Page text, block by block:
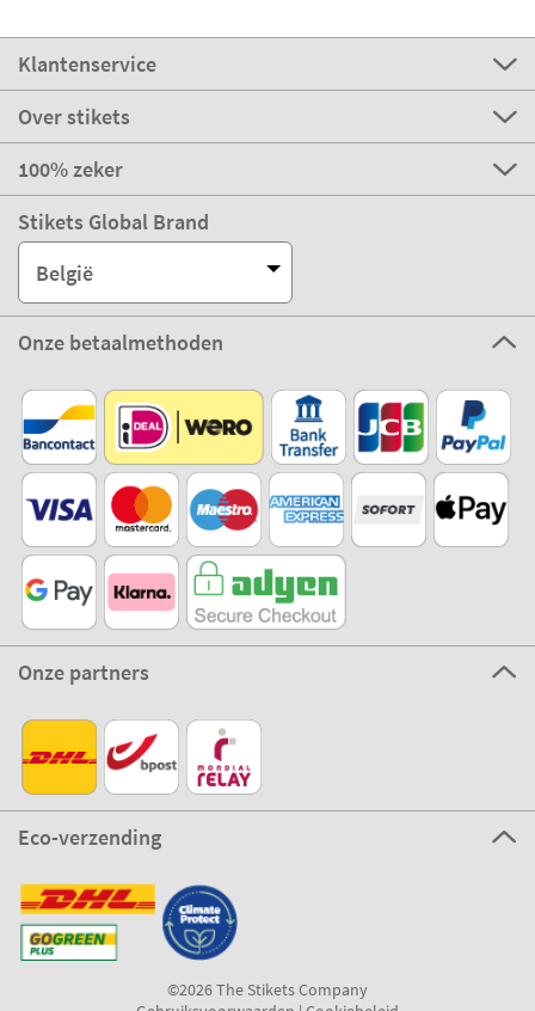
Klantenservice
Over stikets
100% zeker
Stikets Global Brand
België
Onze betaalmethoden
Onze partners
Eco-verzending
©2026 The Stikets Company